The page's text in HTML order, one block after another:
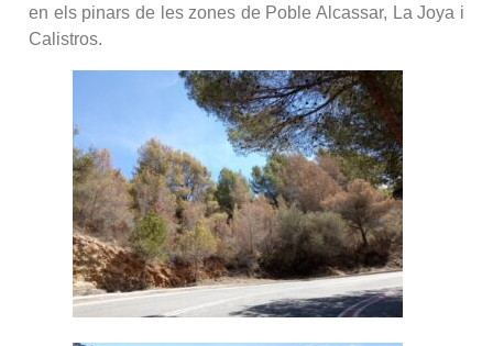
en els pinars de les zones de Poble Alcassar, La Joya i
Calistros.